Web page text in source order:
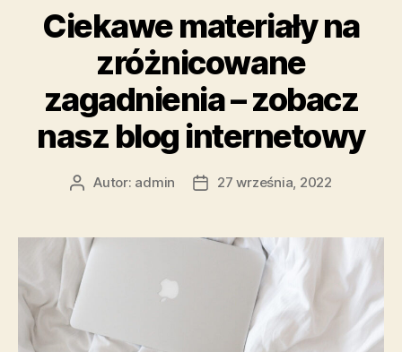
zerknij
na
nasz
blog
online”
Ciekawe materiały na
zróżnicowane
zagadnienia – zobacz
nasz blog internetowy
AutorAutor: admin
Data27 września, 2022